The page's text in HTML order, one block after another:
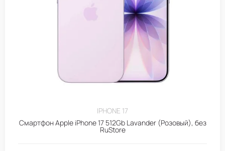
IPHONE 17
Смартфон Apple iPhone 17 512Gb Lavander (Розовый), без
RuStore